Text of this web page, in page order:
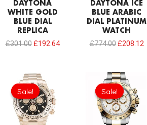
DAYTONA
WHITE GOLD
BLUE DIAL
REPLICA
£301.00 £192.64
DAYTONA ICE
BLUE ARABIC
DIAL PLATINUM
WATCH
£774.00 £208.12
Sale!
Sale!
Original
price
was:
£301.00.
Sale!
Sale!
Original
price
was:
£301.00.